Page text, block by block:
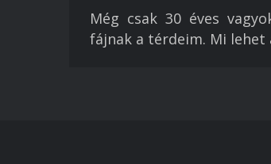
Még csak 30 éves
fájnak a térdeim. Mi lehet